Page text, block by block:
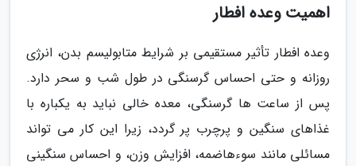
اهمیت وعده افطار
وعده افطار تأثیر مستقیمی بر شرایط متابولیسم بدن، انرژی
روزانه و حتی احساس گرسنگی در طول شب و سحر دارد.
پس از ساعت ها گرسنگی، معده خالی نباید به یکباره با
غذاهای سنگین و پرچرب پر گردد، زیرا این کار می تواند
مسائلی مانند سوءهاضمه، افزایش وزن، و احساس سنگینی